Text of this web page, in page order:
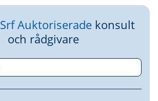
Srf Auktoriserade konsult
och rådgivare